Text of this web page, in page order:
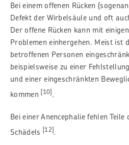
Bei einem offenen Rücken
Defekt der Wirbelsäule und oft
Der offene Rücken kann mit
Problemen einhergehen. Meist ist
betroffenen Personen
beispielsweise zu einer
und einer eingeschränkten
kommen[10].
Bei einer Anencephalie fehlen Teile
Schädels [12].